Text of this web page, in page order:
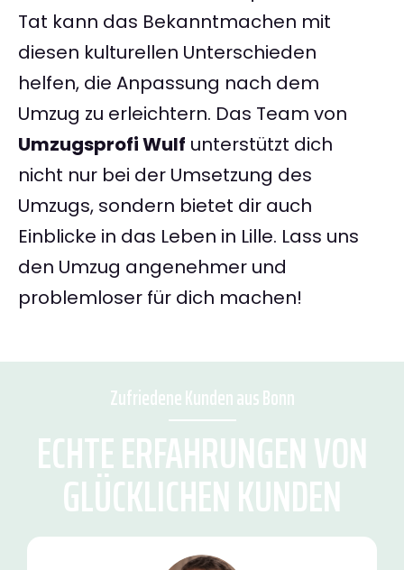
Tat kann das Bekanntmachen mit
diesen kulturellen Unterschieden
helfen, die Anpassung nach dem
Umzug zu erleichtern. Das Team von
Umzugsprofi Wulf unterstützt dich
nicht nur bei der Umsetzung des
Umzugs, sondern bietet dir auch
Einblicke in das Leben in Lille. Lass uns
den Umzug angenehmer und
problemloser für dich machen!
Zufriedene Kunden aus Bonn
ECHTE ERFAHRUNGEN VON
GLÜCKLICHEN KUNDEN